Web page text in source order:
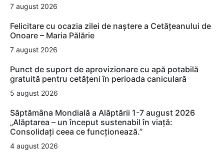
7 august 2026
Felicitare cu ocazia zilei de naștere a Cetățeanului de
Onoare – Maria Pălărie
7 august 2026
Punct de suport de aprovizionare cu apă potabilă
gratuită pentru cetățeni în perioada caniculară
5 august 2026
Săptămâna Mondială a Alăptării 1-7 august 2026
„Alăptarea – un început sustenabil în viață:
Consolidați ceea ce funcționează.”
4 august 2026